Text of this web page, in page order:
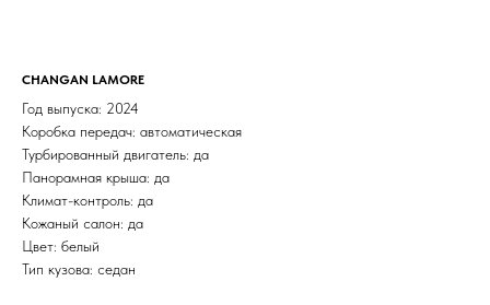
CHANGAN LAMORE
Год выпуска: 2024
Коробка передач: автоматическая
Турбированный двигатель: да
Панорамная крыша: да
Климат-контроль: да
Кожаный салон: да
Цвет: белый
Тип кузова: седан